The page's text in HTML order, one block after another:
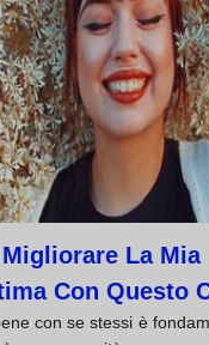
La Mia
Con Questo
con se stessi è